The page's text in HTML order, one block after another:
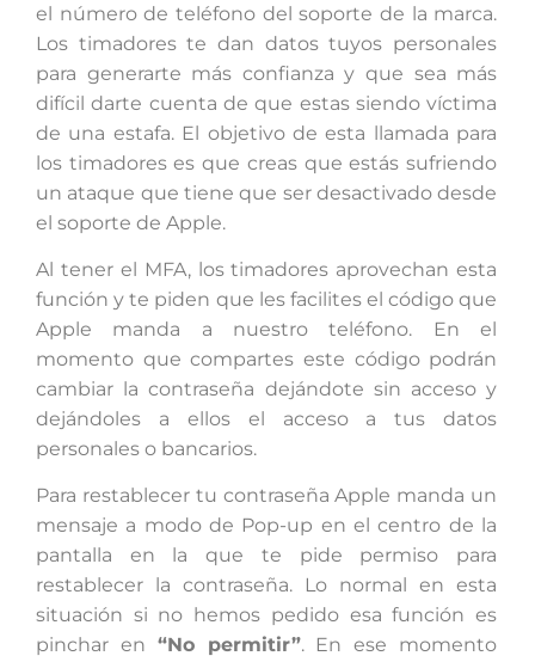
el número de teléfono del soporte de la marca.
Los timadores te dan datos tuyos personales
para generarte más confianza y que sea más
difícil darte cuenta de que estas siendo víctima
de una estafa. El objetivo de esta llamada para
los timadores es que creas que estás sufriendo
un ataque que tiene que ser desactivado desde
el soporte de Apple.
Al tener el MFA, los timadores aprovechan esta
función y te piden que les facilites el código que
Apple manda a nuestro teléfono. En el
momento que compartes este código podrán
cambiar la contraseña dejándote sin acceso y
dejándoles a ellos el acceso a tus datos
personales o bancarios.
Para restablecer tu contraseña Apple manda un
mensaje a modo de Pop-up en el centro de la
pantalla en la que te pide permiso para
restablecer la contraseña. Lo normal en esta
situación si no hemos pedido esa función es
pinchar en “No permitir”. En ese momento